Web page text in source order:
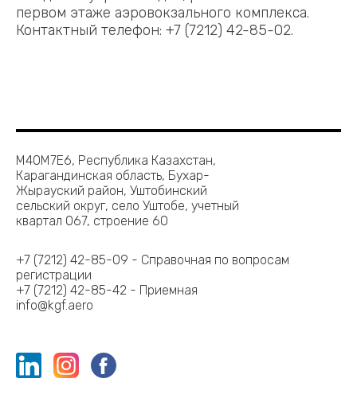
первом этаже аэровокзального комплекса.
Контактный телефон: +7 (7212) 42-85-02.
M40M7E6, Республика Казахстан,
Карагандинская область, Бухар-
Жырауский район, Уштобинский
сельский округ, село Уштобе, учетный
квартал 067, строение 60
+7 (7212) 42-85-09 - Справочная по вопросам
регистрации
+7 (7212) 42-85-42 - Приемная
info@kgf.aero